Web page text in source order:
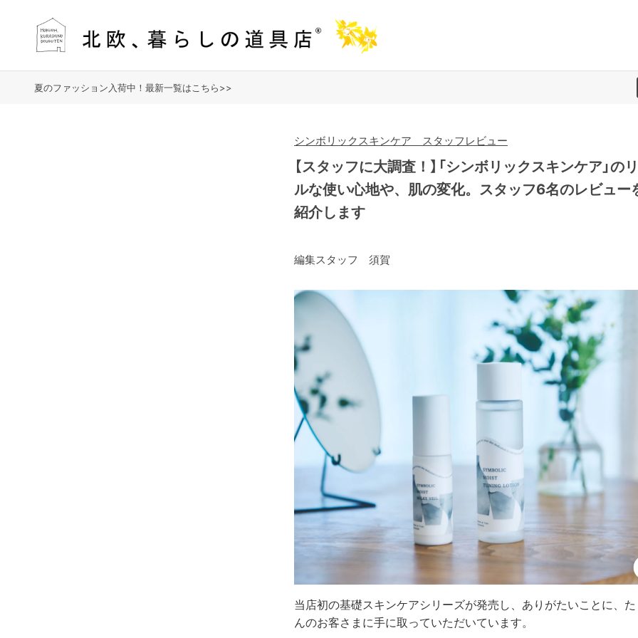
夏のファッション入荷中！最新一覧はこちら>>
シンボリックスキンケア スタッフレビュー
【スタッフに大調査！】「シンボリックスキンケア」の
ルな使い心地や、肌の変化。スタッフ6名のレビュー
紹介します
編集スタッフ 須賀
当店初の基礎スキンケアシリーズが発売し、ありがたいことに、
んのお客さまに手に取っていただいています。